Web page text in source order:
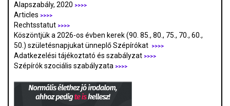
Alapszabály, 2020 >>>>
Articles >>>>
Rechtsstatut >>>>
Köszöntjük a 2026-os évben kerek (90. 85., 80., 75., 70., 60.,
50.) születésnapjukat ünneplő Szépírókat
>>>>
Adatkezelési tájékoztató és szabályzat >>>>
Szépírók szociális szabályzata >>>>